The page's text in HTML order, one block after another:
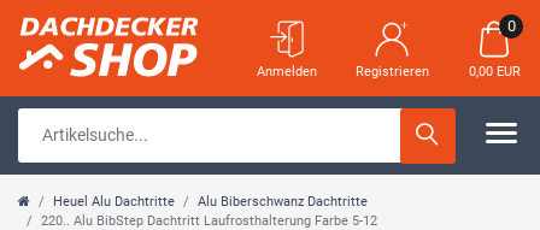
Anmelden Registrieren
0
0,00 EUR
Heuel Alu Dachtritte
Alu Biberschwanz Dachtritte
220.. Alu BibStep Dachtritt Laufrosthalterung Farbe 5-12